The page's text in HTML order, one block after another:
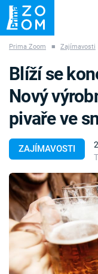
ZÁHADY
Témata
Témata
Pořady
TV Program
Prima Zoom ■ Zajímavosti
ZAJÍMAVOSTI
Blíží se
Nový
pivaře ve